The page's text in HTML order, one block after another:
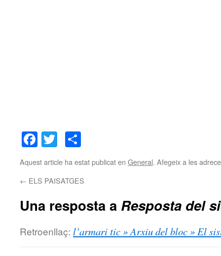
Facebook
Twitter
Aquest article ha estat publicat en General. Afegeix a les
← ELS PAISATGES
Una resposta a Resposta del
Retroenllaç: l’armari tic » Arxiu del bloc » El